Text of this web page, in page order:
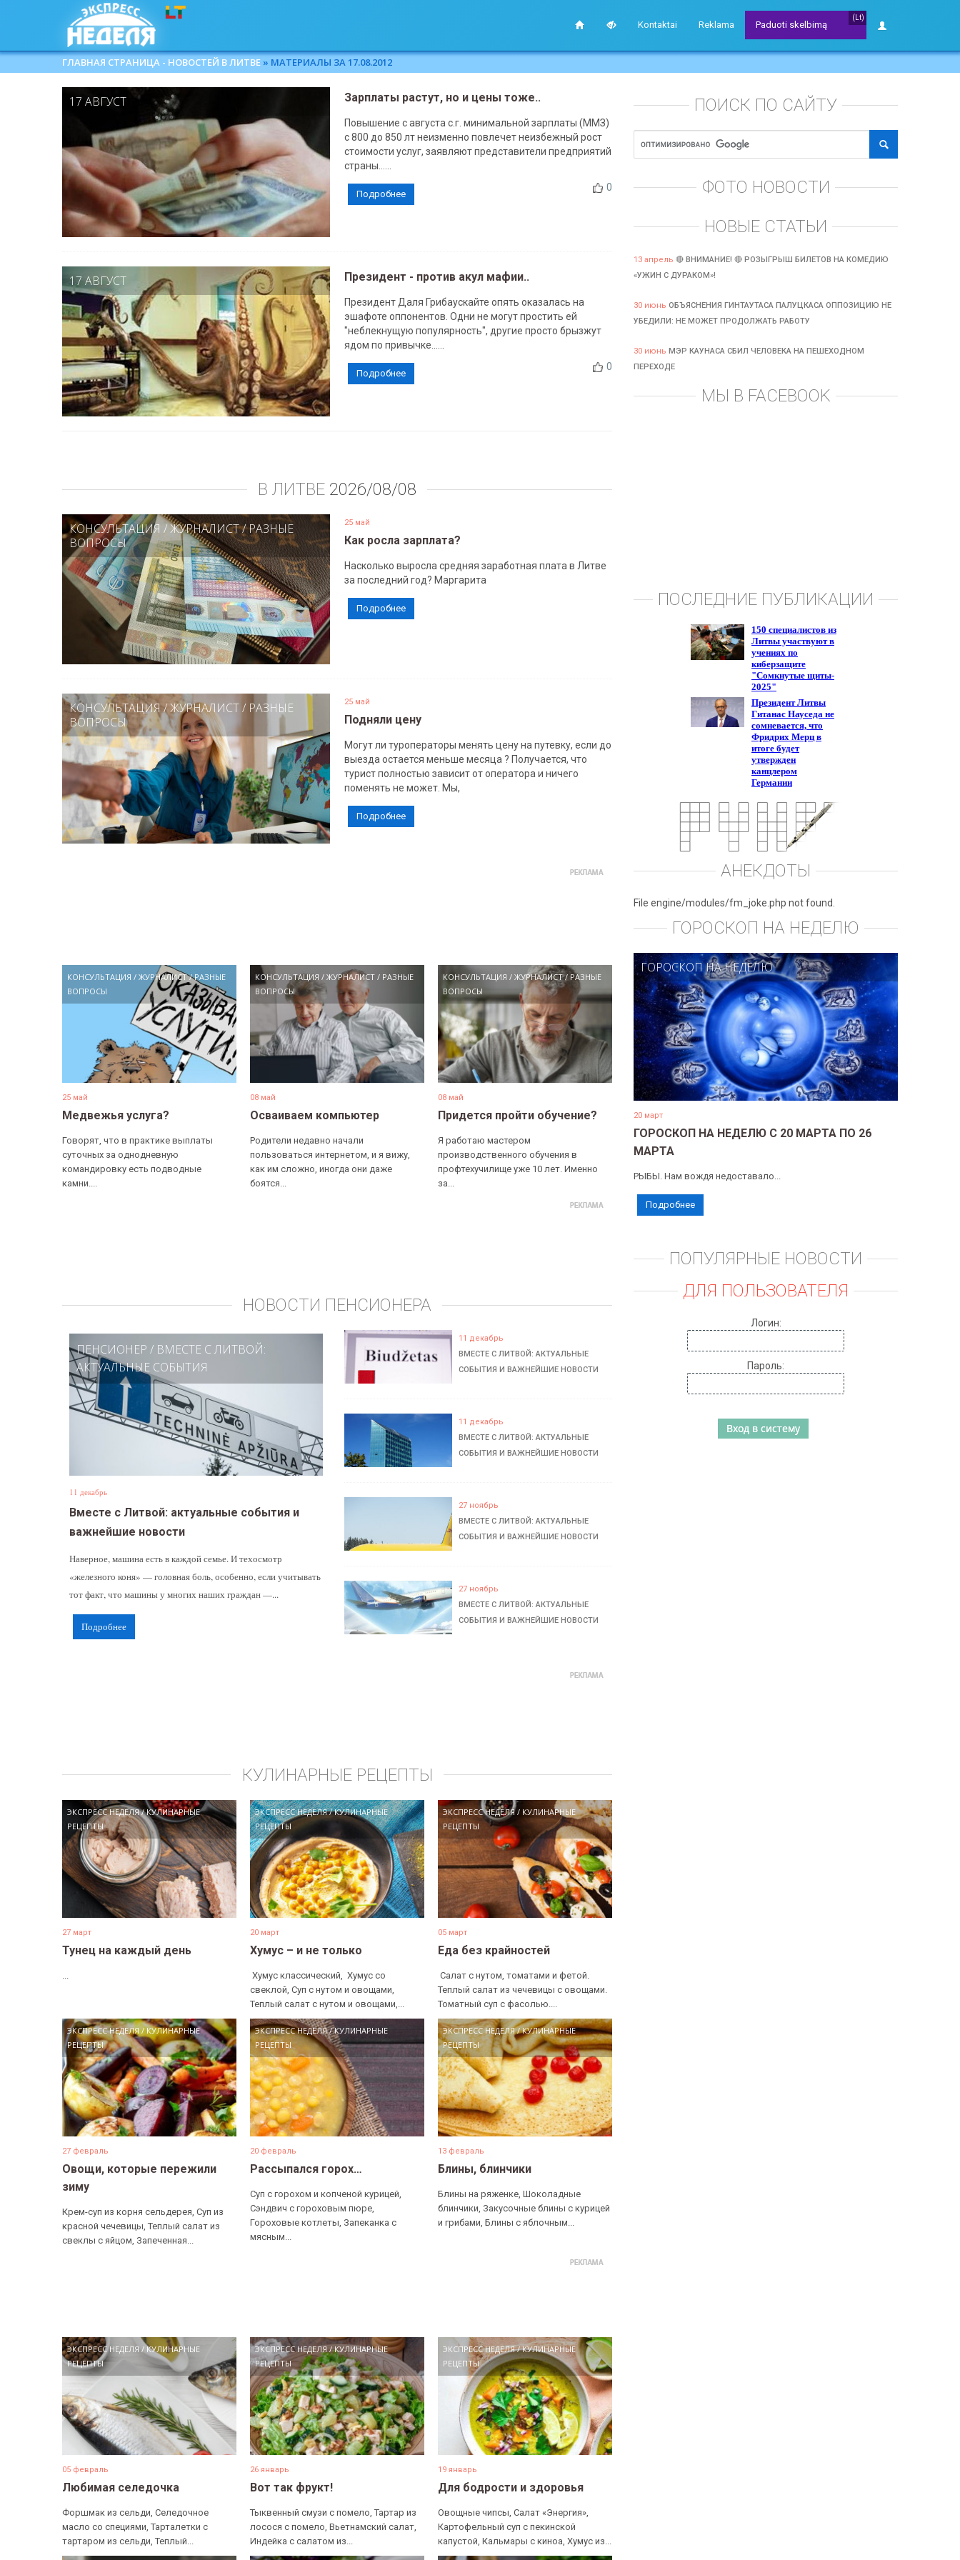
Kontaktai Reklama
(Lt)
Paduoti skelbimą
ГЛАВНАЯ СТРАНИЦА - НОВОСТЕЙ В ЛИТВЕ » МАТЕРИАЛЫ ЗА 17.08.2012
17 АВГУСТ Зарплаты растут, но и цены тоже..
Повышение с августа с.г. минимальной зарплаты (ММЗ)
с 800 до 850 лт неизменно повлечет неизбежный рост
стоимости услуг, заявляют представители предприятий
страны......
0
Подробнее
17 АВГУСТ Президент - против акул мафии..
Президент Даля Грибаускайте опять оказалась на
эшафоте оппонентов. Одни не могут простить ей
"неблекнущую популярность", другие просто брызжут
ядом по привычке......
0
Подробнее
В ЛИТВЕ 2026/08/08
КОНСУЛЬТАЦИЯ /ЖУРНАЛИСТ/РАЗНЫЕ
ВОПРОСЫ
25 май
Как росла зарплата?
Насколько выросла средняя заработная плата в Литве
за последний год? Маргарита
Подробнее
КОНСУЛЬТАЦИЯ/ЖУРНАЛИСТ/ РАЗНЫЕ
ВОПРОСЫ
25 май
Подняли цену
Могут ли туроператоры менять цену на путевку, если до
выезда остается меньше месяца ? Получается, что
турист полностью зависит от оператора и ничего
поменять не может. Мы,
Подробнее
КОНСУЛЬТАЦИЯ / ЖУРНАЛИСТ/РАЗНЫЕ
ВОПРОСЫ
25 май
Медвежья услуга?
Говорят, что в практике выплаты
суточных за однодневную
командировку есть подводные
камни....
КОНСУЛЬТАЦИЯ /ЖУРНАЛИСТ / РАЗНЫЕ
ВОПРОСЫ
08 май
Осваиваем компьютер
Родители недавно начали
пользоваться интернетом, и я вижу,
как им сложно, иногда они даже
боятся...
КОНСУЛЬТАЦИЯ /ЖУРНАЛИСТ/ РАЗНЫЕ
ВОПРОСЫ
08 май
Придется пройти обучение?
Я работаю мастером
производственного обучения в
профтехучилище уже 10 лет. Именно
за...
НОВОСТИ ПЕНСИОНЕРА
ПЕНСИОНЕР / ВМЕСТЕ С ЛИТВОЙ:
АКТУАЛЬНЫЕ СОБЫТИЯ
11 декабрь
Вместе с Литвой: актуальные события и
важнейшие новости
Наверное, машина есть в каждой семье. И техосмотр
«железного коня» — головная боль, особенно, если учитывать
тот факт, что машины у многих наших граждан —...
Подробнее
11 декабрь
ВМЕСТЕ С ЛИТВОЙ: АКТУАЛЬНЫЕ
СОБЫТИЯ И ВАЖНЕЙШИЕ НОВОСТИ
11 декабрь
ВМЕСТЕ С ЛИТВОЙ: АКТУАЛЬНЫЕ
СОБЫТИЯ И ВАЖНЕЙШИЕ НОВОСТИ
27 ноябрь
ВМЕСТЕ С ЛИТВОЙ: АКТУАЛЬНЫЕ
СОБЫТИЯ И ВАЖНЕЙШИЕ НОВОСТИ
27 ноябрь
ВМЕСТЕ С ЛИТВОЙ: АКТУАЛЬНЫЕ
СОБЫТИЯ И ВАЖНЕЙШИЕ НОВОСТИ
КУЛИНАРНЫЕ РЕЦЕПТЫ
ЭКСПРЕСС НЕДЕЛЯ/КУЛИНАРНЫЕ
РЕЦЕПТЫ
27 март
Тунец на каждый день
ЭКСПРЕСС НЕДЕЛЯ/КУЛИНАРНЫЕ
РЕЦЕПТЫ
20 март
Хумус – и не только
​ Хумус классический, ​ Хумус со
свеклой, Суп с нутом и овощами, ​
Теплый салат с нутом и овощами,...
ЭКСПРЕСС НЕДЕЛЯ/ КУЛИНАРНЫЕ
РЕЦЕПТЫ
05 март
Еда без крайностей
​ Салат с нутом, томатами и фетой. ​
Теплый салат из чечевицы с овощами. ​
Томатный суп с фасолью....
ЭКСПРЕСС НЕДЕЛЯ/КУЛИНАРНЫЕ
РЕЦЕПТЫ
27 февраль
Овощи, которые пережили
зиму
Крем-суп из корня сельдерея, Суп из
красной чечевицы, Теплый салат из
свеклы с яйцом, Запеченная...
ЭКСПРЕСС НЕДЕЛЯ/КУЛИНАРНЫЕ
РЕЦЕПТЫ
20 февраль
Рассыпался горох…
Суп с горохом и копченой курицей,
Сэндвич с гороховым пюре,
Гороховые котлеты, Запеканка с
мясным...
ЭКСПРЕСС НЕДЕЛЯ/КУЛИНАРНЫЕ
РЕЦЕПТЫ
13 февраль
Блины, блинчики
Блины на ряженке, Шоколадные
блинчики, Закусочные блины с курицей
и грибами, Блины с яблочным...
ЭКСПРЕСС НЕДЕЛЯ/ КУЛИНАРНЫЕ
РЕЦЕПТЫ
05 февраль
Любимая селедочка
Форшмак из сельди, Селедочное
масло со специями, Тарталетки с
тартаром из сельди, Теплый...
ЭКСПРЕСС НЕДЕЛЯ/КУЛИНАРНЫЕ
РЕЦЕПТЫ
26 январь
Вот так фрукт!
Тыквенный смузи с помело, Тартар из
лосося с помело, Вьетнамский салат,
Индейка с салатом из...
ЭКСПРЕСС НЕДЕЛЯ/КУЛИНАРНЫЕ
РЕЦЕПТЫ
19 январь
Для бодрости и здоровья
Овощные чипсы, Салат «Энергия»,
Картофельный суп с пекинской
капустой, Кальмары с киноа, Хумус из...
ПОИСК ПО САЙТУ
ФОТО НОВОСТИ
НОВЫЕ СТАТЬИ
13 апрель 🔴 ВНИМАНИЕ! 🔴 РОЗЫГРЫШ БИЛЕТОВ НА КОМЕДИЮ
«УЖИН С ДУРАКОМ»!
30 июнь ОБЪЯСНЕНИЯ ГИНТАУТАСА ПАЛУЦКАСА ОППОЗИЦИЮ НЕ
УБЕДИЛИ: НЕ МОЖЕТ ПРОДОЛЖАТЬ РАБОТУ
30 июнь МЭР КАУНАСА СБИЛ ЧЕЛОВЕКА НА ПЕШЕХОДНОМ
ПЕРЕХОДЕ
МЫ В FACEBOOK
ПОСЛЕДНИЕ ПУБЛИКАЦИИ
АНЕКДОТЫ
File engine/modules/fm_joke.php not found.
ГОРОСКОП НА НЕДЕЛЮ
ГОРОСКОП НА НЕДЕЛЮ
20 март
ГОРОСКОП НА НЕДЕЛЮ С 20 МАРТА ПО 26
МАРТА
РЫБЫ. Нам вождя недоставало...
Подробнее
ПОПУЛЯРНЫЕ НОВОСТИ
ДЛЯ ПОЛЬЗОВАТЕЛЯ
Логин:
Пароль: